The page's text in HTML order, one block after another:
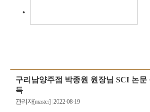
구리남양주점 박종원 원장님 SCI 논문
득
관리자[master]|2022-08-19